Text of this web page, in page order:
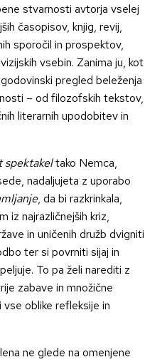
stvarnosti avtorja vselej
časopisov, knjig, revij,
sporočil in prospektov,
vsebin. Zanima ju, kot
pregled beleženja
– od filozofskih tekstov,
literarnih upodobitev in
spektakeltako Nemca,
nadaljujeta z uporabo
, da bi razkrinkala,
iz najrazličnejših kriz,
in uničenih družb dvigniti
ter si povrniti sijaj in
To pa želi narediti z
zabave in množične
oblike refleksije in
ne glede na omenjene